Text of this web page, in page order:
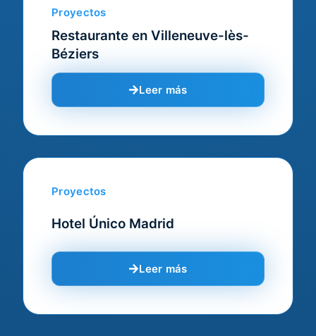
Proyectos
Restaurante en Villeneuve-lès-
Béziers
Leer más
Proyectos
Hotel Único Madrid
Leer más